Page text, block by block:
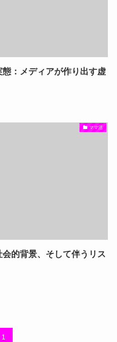
：メディアが作り出す虚
ママ活
的背景、そして伴うリス
1